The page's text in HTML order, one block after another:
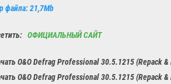
файла: 21,7Mb
ОФИЦИАЛЬНЫЙ САЙТ
O&O Defrag Professional 30.5.1215 (Repack
O&O Defrag Professional 30.5.1215 (Repack